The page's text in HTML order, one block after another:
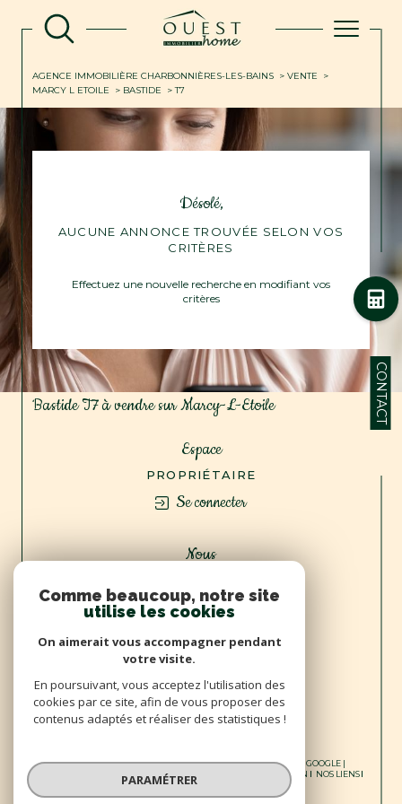
CONTACT
AGENCE IMMOBILIÈRE CHARBONNIÈRES-LES-BAINS
VENTE
MARCY L ETOILE
BASTIDE T7
Désolé,
AUCUNE ANNONCE TROUVÉE SELON VOS
CRITÈRES
Effectuez une nouvelle recherche en modifiant vos
critères
Bastide T7 à vendre sur Marcy-L-Etoile
Espace
PROPRIÉTAIRE
Se connecter
Nous
© 2026 | TOUS DROITS RÉSERVÉS | TRADUCTION POWERED BY GOOGLE |
PLAN DU SITE MENTIONS LÉGALES ADMIN
NOS LIENS
POLITIQUE RGPD
Comme beaucoup, notre site
utilise les cookies
On aimerait vous accompagner pendant
votre visite.
En poursuivant, vous acceptez l'utilisation des
cookies par ce site, afin de vous proposer des
contenus adaptés et réaliser des statistiques !
PARAMÉTRER